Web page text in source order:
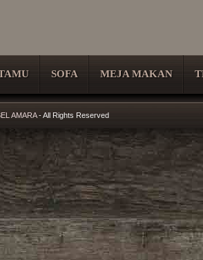
SOFA MEJA MAKAN
AMARA- All Rights Reserved